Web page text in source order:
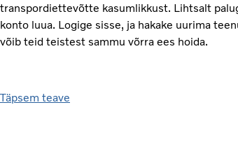
transpordiettevõtte kasumlikkust. Lihtsalt
konto luua. Logige sisse, ja hakake uurima
võib teid teistest sammu võrra ees hoida.
Täpsem teave